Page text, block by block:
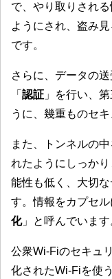
で、やり取りされる
ようにされ、盗み
です。
さらに、データの
「 認証 」を行い、
うに、幾重ものセ
また、トンネルの
れたようにしっか
能性も低く、大切
す。情報をカプセ
化」と呼んでいます
公衆Wi-Fiのセキュ
化されたWi-Fiを使